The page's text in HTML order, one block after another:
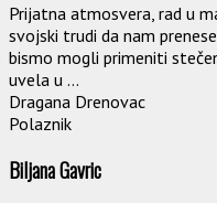
Prijatna atmosvera, rad u
svojski trudi da nam
bismo mogli primeniti
uvela u ...
Dragana Drenovac
Polaznik
Biljana Gavric